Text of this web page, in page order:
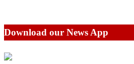
Download our News App